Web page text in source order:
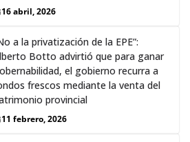
16 abril, 2026
a la privatización de la EPE”:
Botto advirtió que para ganar
el gobierno recurra a
frescos mediante la venta del
provincial
11 febrero, 2026